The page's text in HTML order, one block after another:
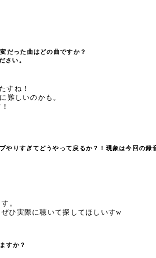
だった曲はどの曲ですか？
い。
すね！
難しいのかも。
やりすぎてどうやって戻るか？！現象は今回の録
。
ひ実際に聴いて探してほしいすw
すか？